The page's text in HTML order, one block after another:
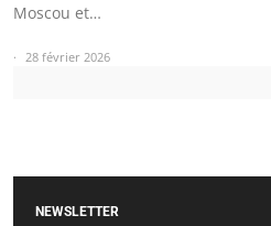
Moscou et…
28 février 2026
NEWSLETTER